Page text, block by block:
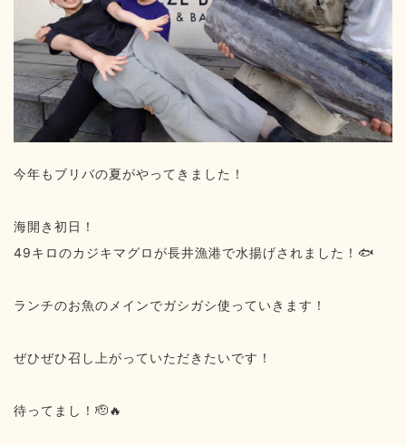
今年もブリバの夏がやってきました！
海開き初日！
49キロのカジキマグロが長井漁港で水揚げされました！🐟
ランチのお魚のメインでガシガシ使っていきます！
ぜひぜひ召し上がっていただきたいです！
待ってまし！🫡🔥